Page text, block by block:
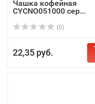
Чашка кофейная
CYCNO051000 сер...
(0)
22,35 руб.